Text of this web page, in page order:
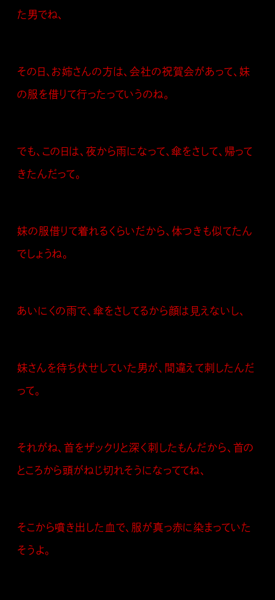
た男でね、
その日、お姉さんの方は、会社の祝賀会があって、妹
の服を借りて行ったっていうのね。
でも、この日は、夜から雨になって、傘をさして、帰って
きたんだって。
妹の服借りて着れるくらいだから、体つきも似てたん
でしょうね。
あいにくの雨で、傘をさしてるから顔は見えないし、
妹さんを待ち伏せしていた男が、間違えて刺したんだ
って。
それがね、首をザックリと深く刺したもんだから、首の
ところから頭がねじ切れそうになっててね、
そこから噴き出した血で、服が真っ赤に染まっていた
そうよ。